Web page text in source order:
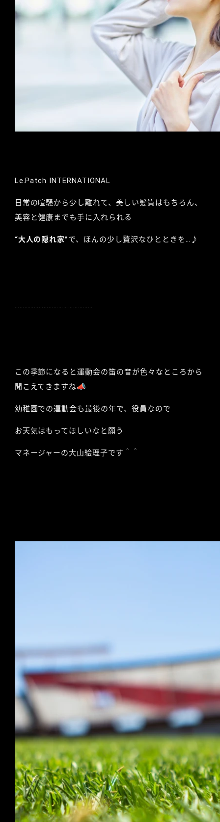
Le.Patch INTERNATIONAL
日常の喧騒から少し離れて、美しい髪質はもちろん、
美容と健康までも手に入れられる
“大人の隠れ家”で、ほんの少し贅沢なひとときを…♪
…………………………………………
この季節になると運動会の笛の音が色々なところから
聞こえてきますね📣
幼稚園での運動会も最後の年で、役員なので
お天気はもってほしいなと願う
マネージャーの大山絵理子です＾＾